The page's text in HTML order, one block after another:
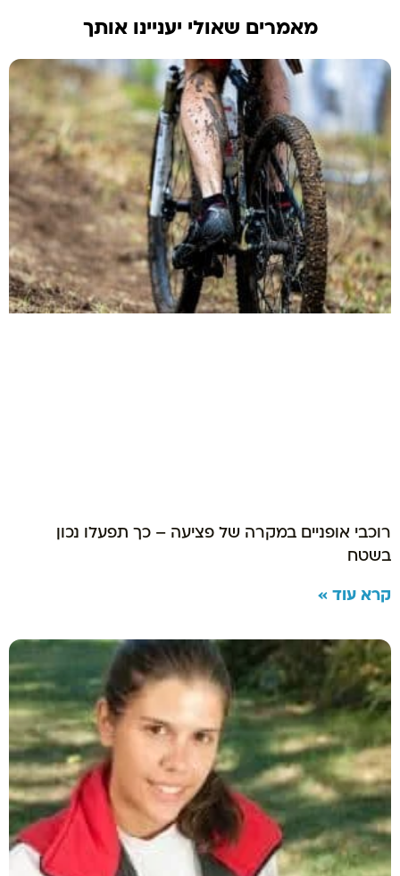
מאמרים שאולי יעניינו אותך
רוכבי אופניים במקרה של פציעה – כך תפעלו נכון
בשטח
קרא עוד »